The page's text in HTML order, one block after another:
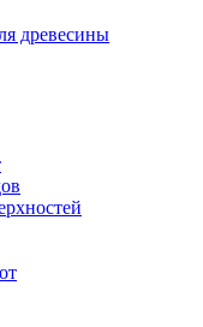
древесины